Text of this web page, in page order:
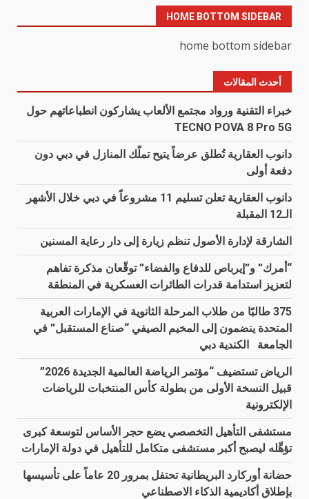
HOME BOTTOM SIDEBAR
home bottom sidebar
أحدث المقالات
خبراء التقنية ورواد مجتمع الألعاب يشاركون انطباعاتهم حول
TECNO POVA 8 Pro 5G
دانوب العقارية تُطلق عرضاً يتيح تملّك المنازل في دبي دون
دفعة أولى
دانوب العقارية تعلن تسليم 11 مشروعاً في دبي خلال الأشهر
الـ12 المقبلة
الشارقة لإدارة الأصول تنظم زيارة إلى دار رعاية المسنين
“أمرك” و”إيرباص للدفاع والفضاء” توقّعان مذكرة تفاهم
لتعزيز استدامة قدرات الطائرات العسكرية في المنطقة
375 طالبًا من طلاب المرحلة الثانوية في الإمارات العربية
المتحدة ينضمون إلى المخيم الصيفي “صناع المستقبل” في
الجامعة الكندية دبي
الرياض تستضيف “مؤتمر الرياضة العالمية الجديدة 2026”
قبيل النسخة الأولى من بطولة كأس المنتخبات للرياضات
الإلكترونية
مستشفى التأهيل التخصصي يضع حجر الأساس لتوسعة كبرى
تؤهِّله ليصبح أكبر مستشفى متكامل للتأهيل في دولة الإمارات
حضانة أوركارد البريطانية تحتفل بمرور 20 عاماً على تأسيسها
بإطلاق أكاديمية الذكاء الاصطناعي